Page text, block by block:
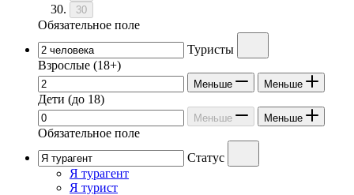
30
Обязательное поле
Туристы
Взрослые (18+)
Меньше Меньше
Дети (до 18)
Меньше Меньше
Обязательное поле
Статус
Я турагент
Я турист